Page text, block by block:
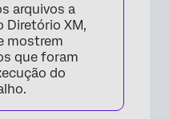
arquivos a
Diretório XM,
mostrem
que foram
do